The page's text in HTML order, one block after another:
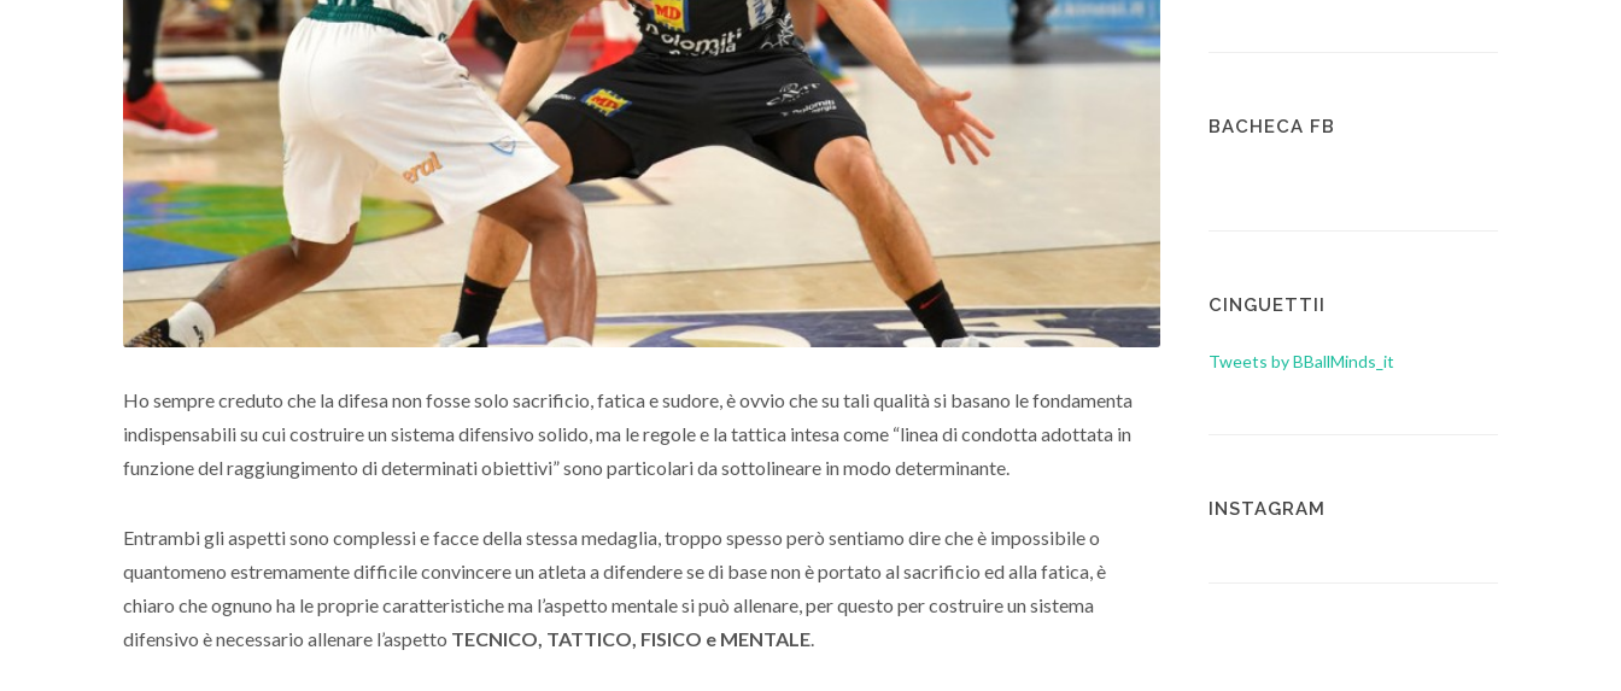
Ho sempre creduto che la difesa non fosse solo sacrificio, fatica e sudore, è ovvio che su tali qualità si basano le fondamenta
indispensabili su cui costruire un sistema difensivo solido, ma le regole e la tattica intesa come “linea di condotta adottata in
funzione del raggiungimento di determinati obiettivi” sono particolari da sottolineare in modo determinante.
Entrambi gli aspetti sono complessi e facce della stessa medaglia, troppo spesso però sentiamo dire che è impossibile o
quantomeno estremamente difficile convincere un atleta a difendere se di base non è portato al sacrificio ed alla fatica, è
chiaro che ognuno ha le proprie caratteristiche ma l’aspetto mentale si può allenare, per questo per costruire un sistema
difensivo è necessario allenare l’aspetto TECNICO, TATTICO, FISICO e MENTALE.
BACHECA FB
CINGUETTII
Tweets by BBallMinds_it
INSTAGRAM